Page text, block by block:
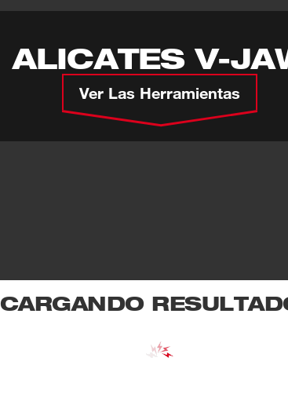
ALICATES V-
Ver Las Herramientas
CARGANDO